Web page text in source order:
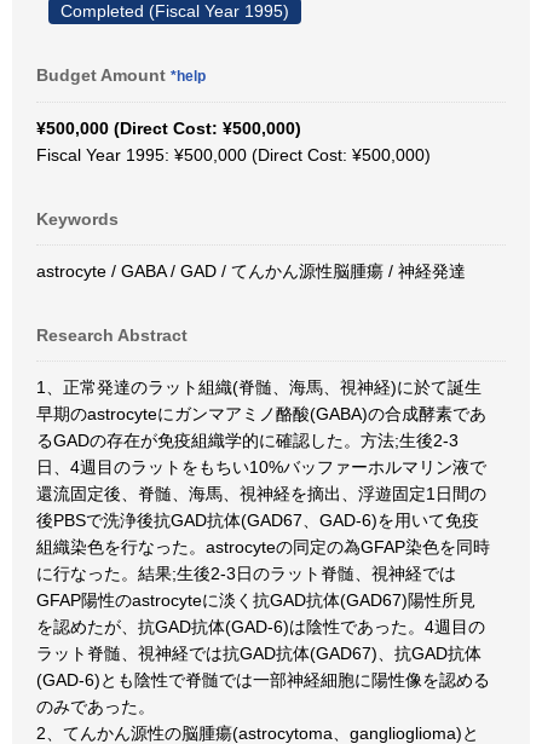
Completed (Fiscal Year 1995)
Budget Amount *help
¥500,000 (Direct Cost: ¥500,000)
Fiscal Year 1995: ¥500,000 (Direct Cost: ¥500,000)
Keywords
astrocyte / GABA / GAD / てんかん源性脳腫瘍 / 神経発達
Research Abstract
1、正常発達のラット組織(脊髄、海馬、視神経)に於て誕生
早期のastrocyteにガンマアミノ酪酸(GABA)の合成酵素であ
るGADの存在が免疫組織学的に確認した。方法;生後2-3
日、4週目のラットをもちい10%バッファーホルマリン液で
還流固定後、脊髄、海馬、視神経を摘出、浮遊固定1日間の
後PBSで洗浄後抗GAD抗体(GAD67、GAD-6)を用いて免疫
組織染色を行なった。astrocyteの同定の為GFAP染色を同時
に行なった。結果;生後2-3日のラット脊髄、視神経では
GFAP陽性のastrocyteに淡く抗GAD抗体(GAD67)陽性所見
を認めたが、抗GAD抗体(GAD-6)は陰性であった。4週目の
ラット脊髄、視神経では抗GAD抗体(GAD67)、抗GAD抗体
(GAD-6)とも陰性で脊髄では一部神経細胞に陽性像を認める
のみであった。
2、てんかん源性の脳腫瘍(astrocytoma、ganglioglioma)と